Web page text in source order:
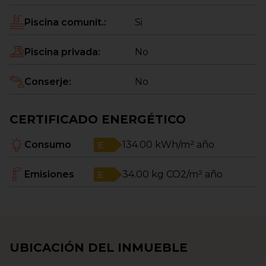
Piscina comunit.: Si
Piscina privada: No
Conserje: No
CERTIFICADO ENERGÉTICO
Consumo 134.00 kWh/m² año
Emisiones 34.00 kg CO2/m² año
UBICACIÓN DEL INMUEBLE